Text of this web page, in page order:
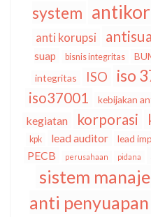
system
anti korupsi
suap
bisnis integritas
integritas ISO iso
iso37001 kebijakan
kegiatan korporasi
kpk lead auditor lead
PECB perusahaan pidana
sistem
anti penyuapan